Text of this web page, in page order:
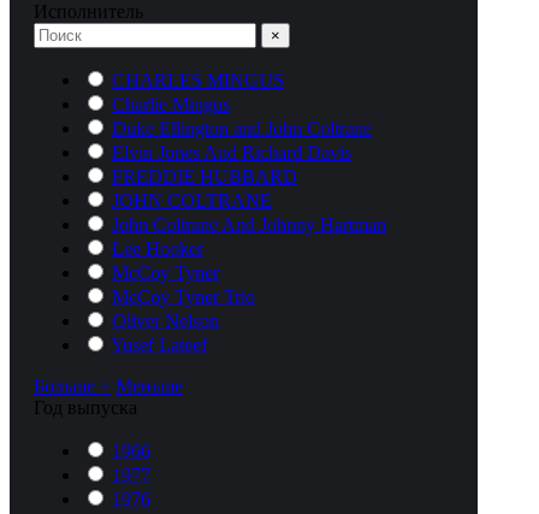
Исполнитель
×
CHARLES MINGUS
Charlie Mingus
Duke Ellington and John Coltrane
Elvin Jones And Richard Davis
FREDDIE HUBBARD
JOHN COLTRANE
John Coltrane And Johnny Hartman
Lee Hooker
McCoy Tyner
McCoy Tyner Trio
Oliver Nelson
Yusef Lateef
Больше + Меньше
Год выпуска
1966
1977
1976